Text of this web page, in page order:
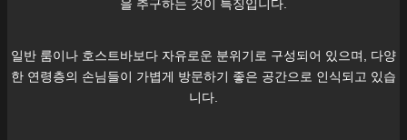
을 추구하는 것이 특징입니다.
일반 룸이나 호스트바보다 자유로운 분위기로 구성되어 있으며, 다양
한 연령층의 손님들이 가볍게 방문하기 좋은 공간으로 인식되고 있습
니다.